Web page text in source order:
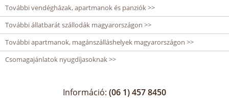
További vendégházak, apartmanok és panziók >>
További állatbarát szállodák magyarországon >>
További apartmanok, magánszálláshelyek magyarországon >>
Csomagajánlatok nyugdíjasoknak >>
Információ: (06 1) 457 8450